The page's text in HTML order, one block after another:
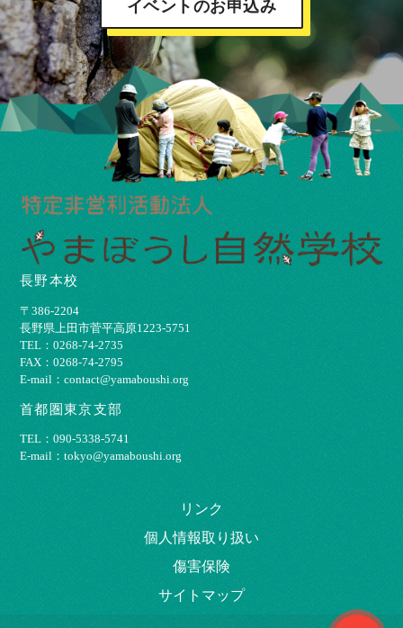
イベントのお申込み
長野本校
〒386-2204
⻑野県上⽥市菅平⾼原1223-5751
TEL：0268-74-2735
FAX：0268-74-2795
E-mail：contact@yamaboushi.org
首都圏東京支部
TEL：090-5338-5741
E-mail：tokyo@yamaboushi.org
リンク
個⼈情報取り扱い
傷害保険
サイトマップ